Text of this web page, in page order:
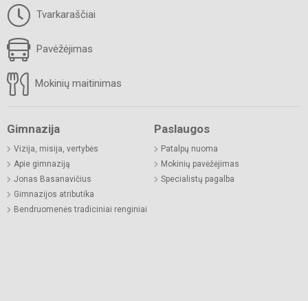
Tvarkaraščiai
Pavėžėjimas
Mokinių maitinimas
Gimnazija
Vizija, misija, vertybės
Apie gimnaziją
Jonas Basanavičius
Gimnazijos atributika
Bendruomenės tradiciniai renginiai
Paslaugos
Patalpų nuoma
Mokinių pavėžėjimas
Specialistų pagalba